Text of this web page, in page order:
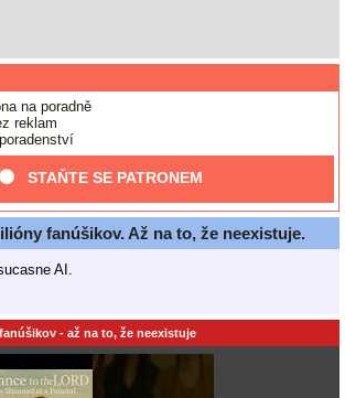
na poradně
reklam
STAŇTE SE PATRONEM
fanúšikov. Až na to, že neexistuje.
AI.
- až na to, že neexistuje